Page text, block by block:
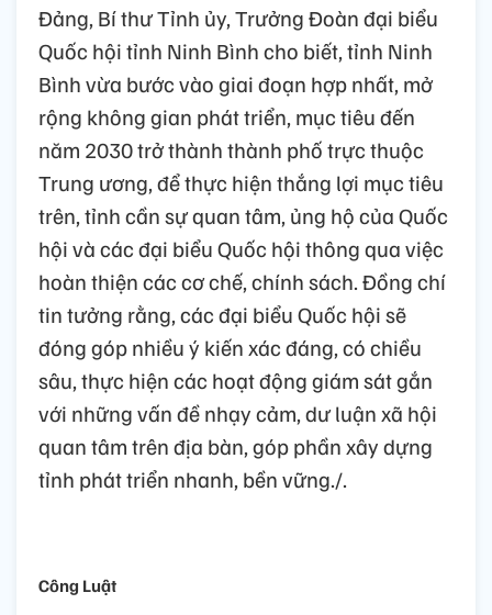
Đảng, Bí thư Tỉnh ủy, Trưởng Đoàn đại biểu
Quốc hội tỉnh Ninh Bình cho biết, tỉnh Ninh
Bình vừa bước vào giai đoạn hợp nhất, mở
rộng không gian phát triển, mục tiêu đến
năm 2030 trở thành thành phố trực thuộc
Trung ương, để thực hiện thắng lợi mục tiêu
trên, tỉnh cần sự quan tâm, ủng hộ của Quốc
hội và các đại biểu Quốc hội thông qua việc
hoàn thiện các cơ chế, chính sách. Đồng chí
tin tưởng rằng, các đại biểu Quốc hội sẽ
đóng góp nhiều ý kiến xác đáng, có chiều
sâu, thực hiện các hoạt động giám sát gắn
với những vấn đề nhạy cảm, dư luận xã hội
quan tâm trên địa bàn, góp phần xây dựng
tỉnh phát triển nhanh, bền vững./.
Công Luật